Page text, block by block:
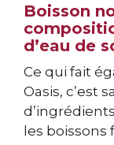
Boisson
d’eau de
Ce qui fait
Oasis, c’est
les boissons